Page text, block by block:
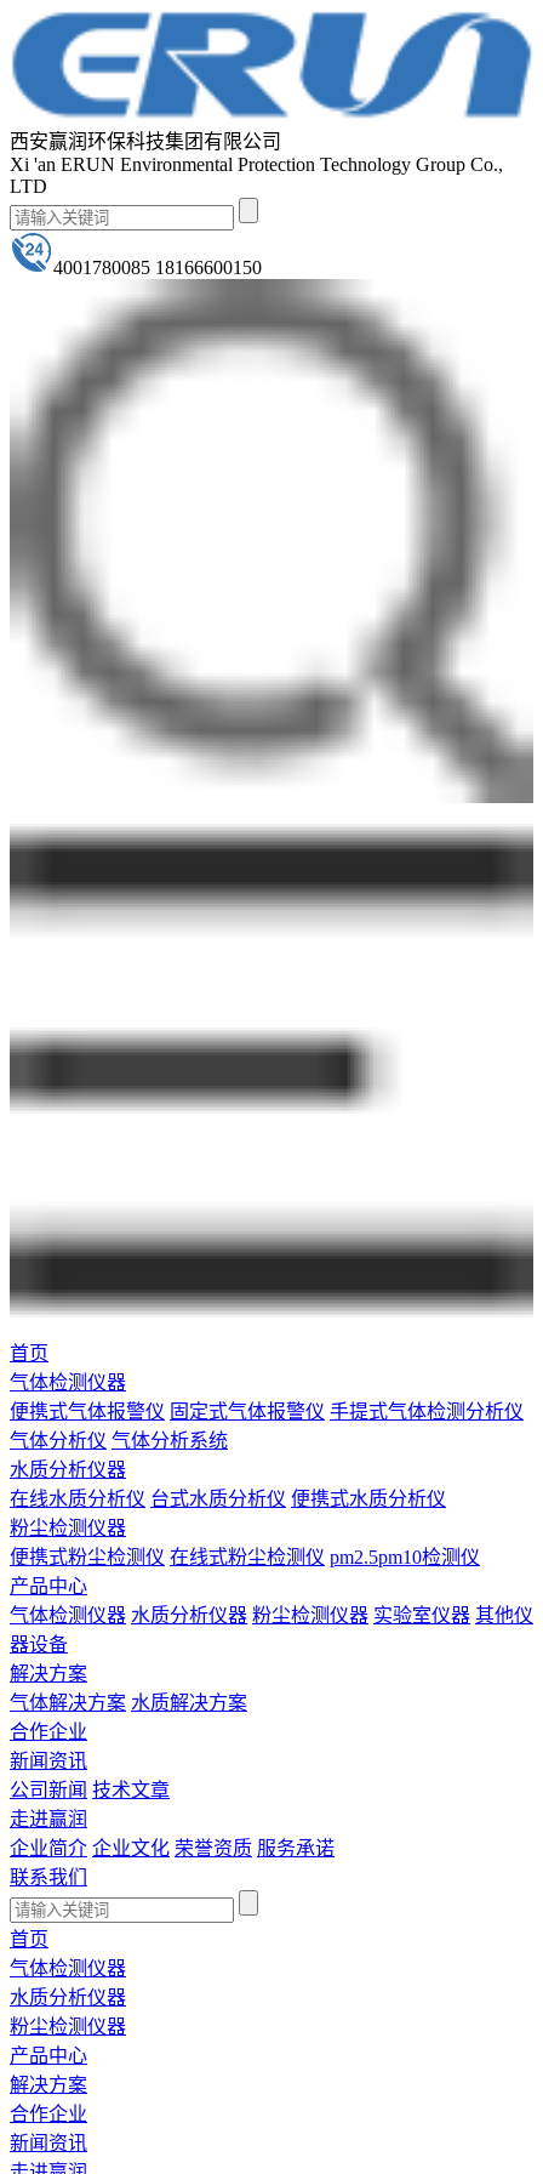
西安赢润环保科技集团有限公司
Xi 'an ERUN Environmental Protection Technology Group Co.,
LTD
4001780085 18166600150
首页
气体检测仪器
便携式气体报警仪 固定式气体报警仪 手提式气体检测分析仪
气体分析仪 气体分析系统
水质分析仪器
在线水质分析仪 台式水质分析仪 便携式水质分析仪
粉尘检测仪器
便携式粉尘检测仪 在线式粉尘检测仪 pm2.5pm10检测仪
产品中心
气体检测仪器 水质分析仪器 粉尘检测仪器 实验室仪器 其他仪
器设备
解决方案
气体解决方案 水质解决方案
合作企业
新闻资讯
公司新闻 技术文章
走进赢润
企业简介 企业文化 荣誉资质 服务承诺
联系我们
首页
气体检测仪器
水质分析仪器
粉尘检测仪器
产品中心
解决方案
合作企业
新闻资讯